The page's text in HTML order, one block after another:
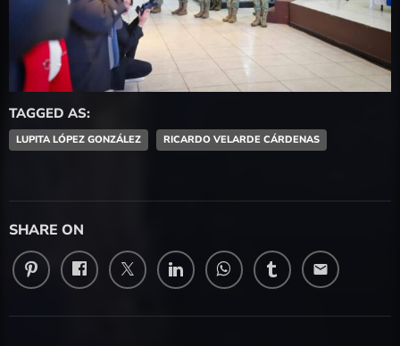
TAGGED AS:
LUPITA LÓPEZ GONZÁLEZ RICARDO VELARDE CÁRDENAS
SHARE ON
email